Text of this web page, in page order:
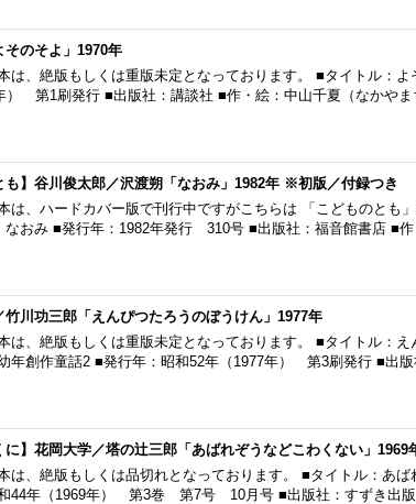
そのそよ」1970年
は、絶版もしくは重版未定となっております。 ■タイトル：
） 第1刷発行 ■出版社：講談社 ■作・絵：中山千夏（なかや
も】谷川俊太郎／沢渡朔「なおみ」1982年 ※初版／付録つき
は、ハードカバー版で刊行中ですがこちらは 「こどものとも」
なおみ ■発行年：1982年発行 310号 ■出版社：福音館書店 ■
竹川功三郎「えんぴつたろうのぼうけん」1977年
は、絶版もしくは重版未定となっております。 ■タイトル：え
年創作童話2 ■発行年：昭和52年（1977年） 第3刷発行 ■出
に】花岡大学／塔の辻三郎「あばれぞうなどこわくない」1969
は、絶版もしくは品切れとなっております。 ■タイトル：あば
44年（1969年） 第3巻 第7号 10月号 ■出版社：すずき出